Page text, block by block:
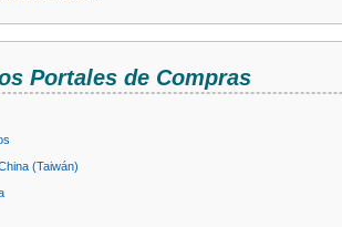
Portales de Compras
(Taiwán)